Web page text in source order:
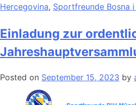
Hercegovina, Sportfreunde Bosna
Einladung zur
Posted on September 15, 2023 by